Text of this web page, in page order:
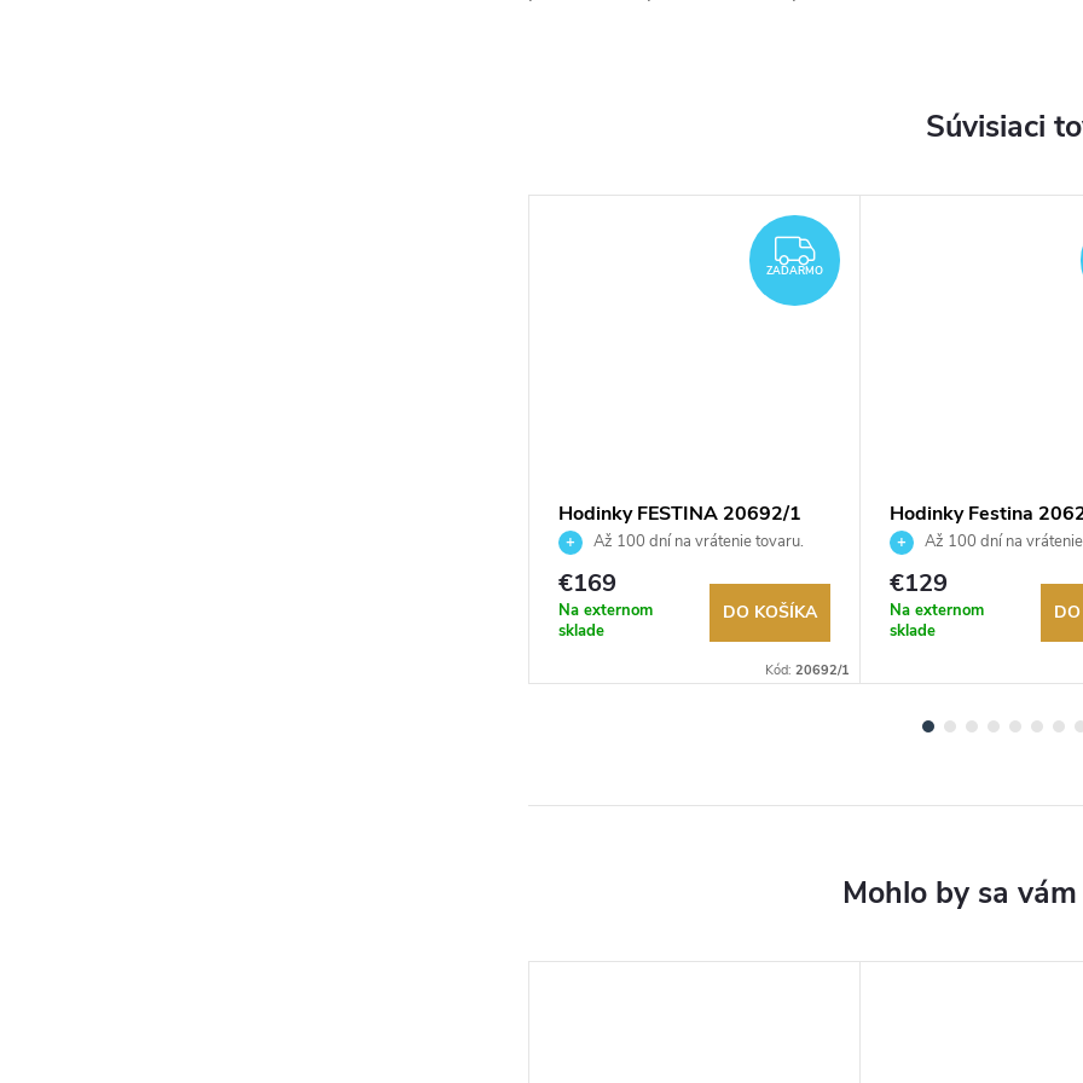
Súvisiaci
ZADARMO
ZADARMO
Hodinky FESTINA 20692/1
Až 100 dní na vrátenie tovaru.
Autorizovaný predajca.
€169
Na externom
sklade
DO KOŠÍKA
Kód: 20692/1
Hodinky Festina
Až 100 dní na
Autorizovaný predajca.
€129
Na externom
sklade